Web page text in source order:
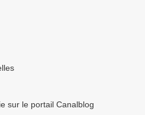
sur le portail Canalblog